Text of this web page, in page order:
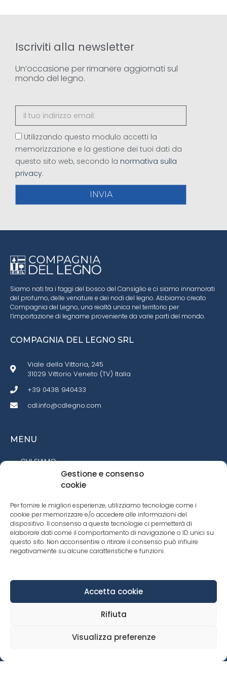
Gestione e consenso
cookie
Per fornire le migliori esperienze, utilizziamo tecnologie come i
cookie per memorizzare e/o accedere alle informazioni del
dispositivo. Il consenso a queste tecnologie ci permetterà di
elaborare dati come il comportamento di navigazione o ID unici su
questo sito. Non acconsentire o ritirare il consenso può influire
negativamente su alcune caratteristiche e funzioni.
Accetta cookie
Rifiuta
Visualizza preferenze
Iscriviti alla newsletter
Un’occasione per rimanere aggiornati sul
mondo del legno.
Utilizzando questo modulo accetti la
memorizzazione e la gestione dei tuoi dati da
questo sito web, secondo la normativa sulla
privacy.
INVIA
Siamo nati tra i faggi del bosco del Cansiglio e ci siamo innamorati
del profumo, delle venature e dei nodi del legno. Abbiamo creato
Compagnia del Legno, una realtà unica nel territorio per
l’importazione di legname proveniente da varie parti del mondo.
COMPAGNIA DEL LEGNO SRL
Viale della Vittoria, 245
31029 Vittorio Veneto (TV) Italia
+39 0438 940433
cdl.info@cdlegno.com
MENU
CHI SIAMO
SALES NETWORK
SERVIZI
PRODOTTI
CONTATTI